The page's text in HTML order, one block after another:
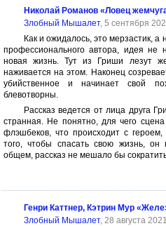
Николай Романов «Ловец
Злобный Мышалет, 5 сентября
Как и ожидалось, это мерзастик,
профессионального автора, идея не
новая жизнь. Тут из Гриши лезут
наживается на этом. Наконец
убийственное и начинает свой
блевотворны.
Рассказ ведется от лица друга
странная. Не понятно, для чего
флэшбеков, что происходит с
того, чтобы спасать свою жизнь,
общем, рассказ не мешало бы
Генри Каттнер, Кэтрин Мур
Злобный Мышалет, 28 августа